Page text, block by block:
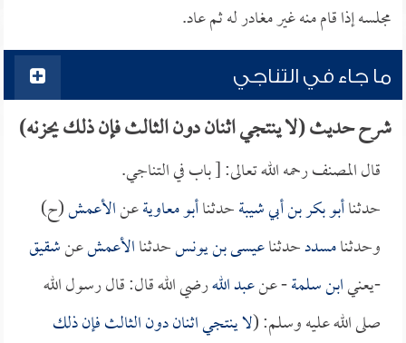
مجلسه إذا قام منه غير مغادر له ثم عاد.
ما جاء في التناجي
شرح حديث (لا ينتجي اثنان دون الثالث فإن ذلك يحزنه)
قال المصنف رحمه الله تعالى: [ باب في التناجي.
حدثناأبو بكر بن أبي شيبةحدثناأبو معاويةعنالأعمش(ح)
وحدثنامسددحدثناعيسى بن يونسحدثناالأعمشعنشقيق
-يعنيابن سلمة- عنعبد اللهرضي الله قال: قال رسول الله
صلى الله عليه وسلم: (لا ينتجي اثنان دون الثالث فإن ذلك